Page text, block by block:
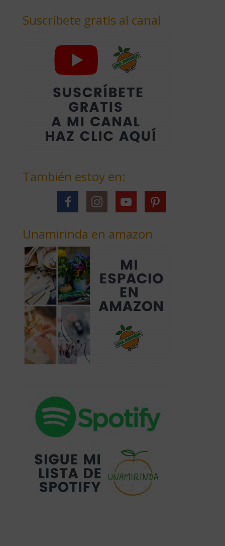
Suscríbete gratis al canal
También estoy en:
Unamirinda en amazon